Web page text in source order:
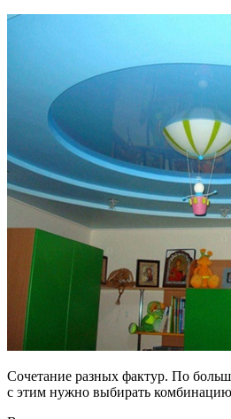
Сочетание разных фактур. По
с этим нужно выбирать